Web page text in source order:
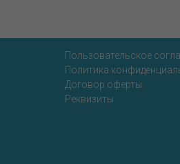
Пользовательское
Политика
Договор оферты
Реквизиты